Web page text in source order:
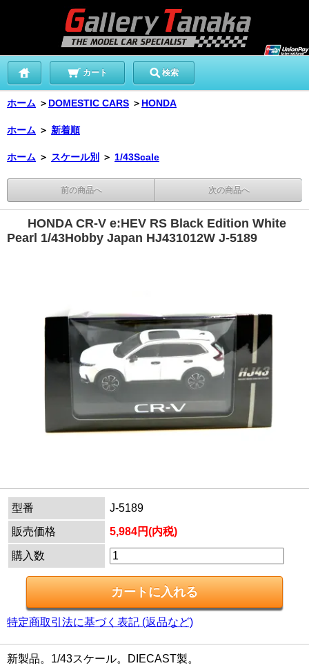
カート 検索
ホーム ＞ DOMESTIC CARS ＞ HONDA
ホーム ＞ 新着順
ホーム ＞ スケール別 ＞ 1/43Scale
前の商品へ 次の商品へ
HONDA CR-V e:HEV RS Black Edition White
Pearl 1/43Hobby Japan HJ431012W J-5189
型番
J-5189
販売価格
5,984円(内税)
購入数
特定商取引法に基づく表記 (返品など)
新製品。1/43スケール。DIECAST製。